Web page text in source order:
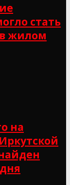
стать
жилом
на